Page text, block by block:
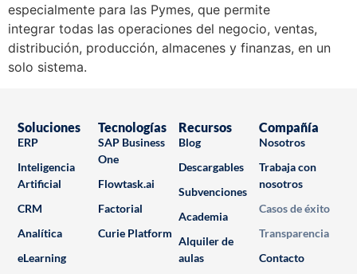
especialmente para las Pymes, que permite
integrar todas las operaciones del negocio, ventas,
distribución, producción, almacenes y finanzas, en un
solo sistema.
Soluciones
ERP
Inteligencia
Artificial
CRM
Analítica
eLearning
Tecnologías
SAP Business
One
Flowtask.ai
Factorial
Curie Platform
Recursos
Blog
Descargables
Subvenciones
Academia
Alquiler de
aulas
Compañía
Nosotros
Trabaja con
nosotros
Casos de éxito
Transparencia
Contacto